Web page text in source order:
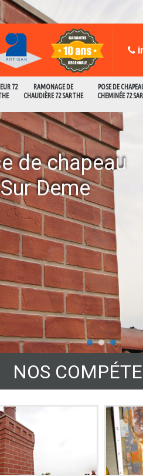
72
RAMONAGE DE
CHAUDIÈRE 72 SARTHE
POSE DE
CHEMINÉE 72
de chapeau
Deme
NOS